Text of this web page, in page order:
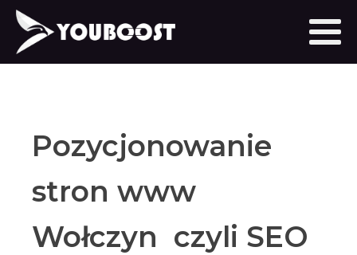
Pozycjonowanie
stron www
Wołczyn czyli SEO